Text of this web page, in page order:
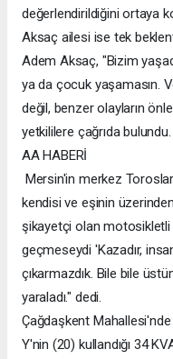
değerlendirildiğini ortaya
Aksaç ailesi ise tek
Adem Aksaç, "Bizim
ya da çocuk yaşamasın.
değil, benzer olayların
yetkililere çağrıda bulundu.
AA HABERİ
Mersin'in merkez
kendisi ve eşinin
şikayetçi olan
geçmeseydi 'Kazadır,
çıkarmazdık. Bile bile
yaraladı." dedi.
Çağdaşkent
Y'nin (20) kullandığı 34